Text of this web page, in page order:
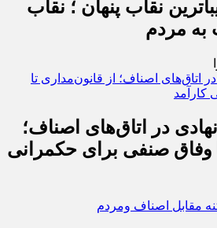
نقاب پنهان ؛ نقاب
مردم
در اتاق‌های اصناف؛
وفاق صنفی برای حکمرانی